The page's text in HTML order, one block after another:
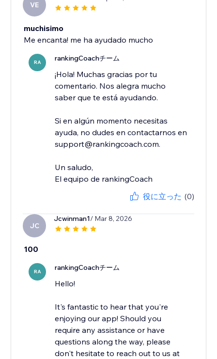
VE
muchisimo
Me encanta! me ha ayudado mucho
RA rankingCoachチーム
¡Hola! Muchas gracias por tu
comentario. Nos alegra mucho
saber que te está ayudando.
Si en algún momento necesitas
ayuda, no dudes en contactarnos en
support@rankingcoach.com.
Un saludo,
El equipo de rankingCoach
役に立った (0)
JC
Jcwinman1/ Mar 8, 2026
100
RA rankingCoachチーム
Hello!
It's fantastic to hear that you're
enjoying our app! Should you
require any assistance or have
questions along the way, please
don't hesitate to reach out to us at